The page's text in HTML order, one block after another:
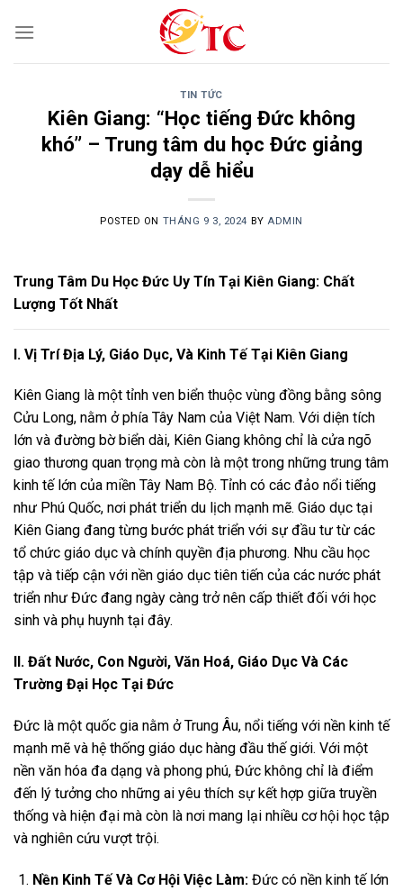
TIN TỨC
Kiên Giang: “Học tiếng Đức không
khó” – Trung tâm du học Đức giảng
dạy dễ hiểu
POSTED ON THÁNG 9 3, 2024 BY ADMIN
Trung Tâm Du Học Đức Uy Tín Tại Kiên Giang: Chất
Lượng Tốt Nhất
I. Vị Trí Địa Lý, Giáo Dục, Và Kinh Tế Tại Kiên Giang
Kiên Giang là một tỉnh ven biển thuộc vùng đồng bằng sông
Cửu Long, nằm ở phía Tây Nam của Việt Nam. Với diện tích
lớn và đường bờ biển dài, Kiên Giang không chỉ là cửa ngõ
giao thương quan trọng mà còn là một trong những trung tâm
kinh tế lớn của miền Tây Nam Bộ. Tỉnh có các đảo nổi tiếng
như Phú Quốc, nơi phát triển du lịch mạnh mẽ. Giáo dục tại
Kiên Giang đang từng bước phát triển với sự đầu tư từ các
tổ chức giáo dục và chính quyền địa phương. Nhu cầu học
tập và tiếp cận với nền giáo dục tiên tiến của các nước phát
triển như Đức đang ngày càng trở nên cấp thiết đối với học
sinh và phụ huynh tại đây.
II. Đất Nước, Con Người, Văn Hoá, Giáo Dục Và Các
Trường Đại Học Tại Đức
Đức là một quốc gia nằm ở Trung Âu, nổi tiếng với nền kinh tế
mạnh mẽ và hệ thống giáo dục hàng đầu thế giới. Với một
nền văn hóa đa dạng và phong phú, Đức không chỉ là điểm
đến lý tưởng cho những ai yêu thích sự kết hợp giữa truyền
thống và hiện đại mà còn là nơi mang lại nhiều cơ hội học tập
và nghiên cứu vượt trội.
Nền Kinh Tế Và Cơ Hội Việc Làm:Đức có nền kinh tế lớn